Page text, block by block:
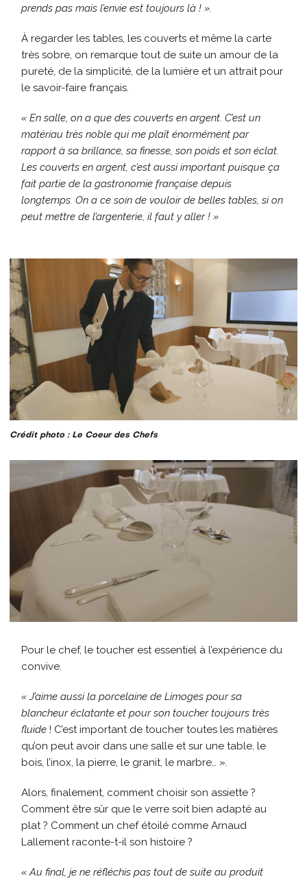
prends pas mais l’envie est toujours là ! ».
À regarder les tables, les couverts et même la carte
très sobre, on remarque tout de suite un amour de la
pureté, de la simplicité, de la lumière et un attrait pour
le savoir-faire français.
« En salle, on a que des couverts en argent. C’est un
matériau très noble qui me plaît énormément par
rapport à sa brillance, sa finesse, son poids et son éclat.
Les couverts en argent, c’est aussi important puisque ça
fait partie de la gastronomie française depuis
longtemps. On a ce soin de vouloir de belles tables, si on
peut mettre de l’argenterie, il faut y aller ! »
Crédit photo : Le Coeur des Chefs
Pour le chef, le toucher est essentiel à l’expérience du
convive.
« J’aime aussi la porcelaine de Limoges pour sa
blancheur éclatante et pour son toucher toujours très
fluide ! C’est important de toucher toutes les matières
qu’on peut avoir dans une salle et sur une table, le
bois, l’inox, la pierre, le granit, le marbre… ».
Alors, finalement, comment choisir son assiette ?
Comment être sûr que le verre soit bien adapté au
plat ? Comment un chef étoilé comme Arnaud
Lallement raconte-t-il son histoire ?
« Au final, je ne réfléchis pas tout de suite au produit